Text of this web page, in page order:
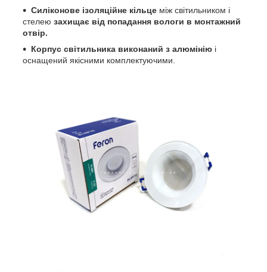
Силіконове ізоляційне кільце між світильником і
стелею захищає від попадання вологи в монтажний
отвір.
Корпус світильника виконаний з алюмінію і
оснащений якісними комплектуючими.